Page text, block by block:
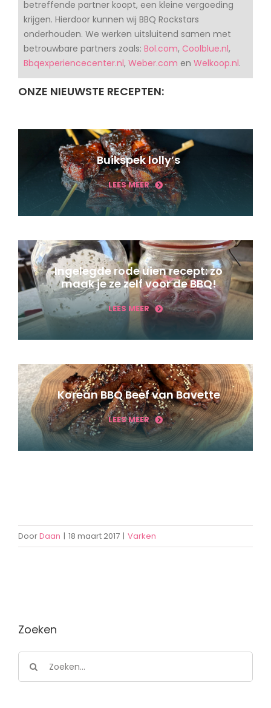
betreffende partner koopt, een kleine vergoeding
krijgen. Hierdoor kunnen wij BBQ Rockstars
onderhouden. We werken uitsluitend samen met
betrouwbare partners zoals: Bol.com, Coolblue.nl,
Bbqexperiencecenter.nl, Weber.com en Welkoop.nl.
ONZE NIEUWSTE RECEPTEN:
Buikspek lolly’s
LEES MEER
Ingelegde rode uien recept: zo
maak je ze zelf voor de BBQ!
LEES MEER
Korean BBQ Beef van Bavette
LEES MEER
DoorDaan | 18 maart 2017 | Varken
Zoeken
naar: